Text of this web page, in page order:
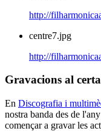
http://
centre7.jpg
http://
Gravacions al
En Discografia i
nostra banda des de
començar a gravar les